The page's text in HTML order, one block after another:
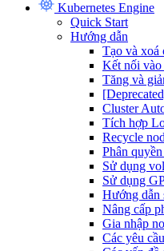
Kubernetes Engine
Quick Start
Hướng dẫn
Tạo và xoá
Kết nối vào
Tăng và
Cluster
Tích hợp
Recycle
Phân
Sử dụng
Sử dụng
Hướng dẫn
Nâng cấp
Gia nhập
Các yêu